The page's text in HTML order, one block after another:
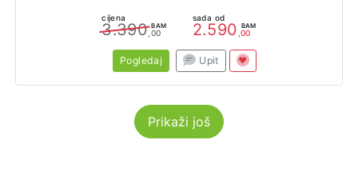
cijena
3.390 BAM
,00
sada od
2.590 BAM
,00
Pogledaj Upit
Prikaži još